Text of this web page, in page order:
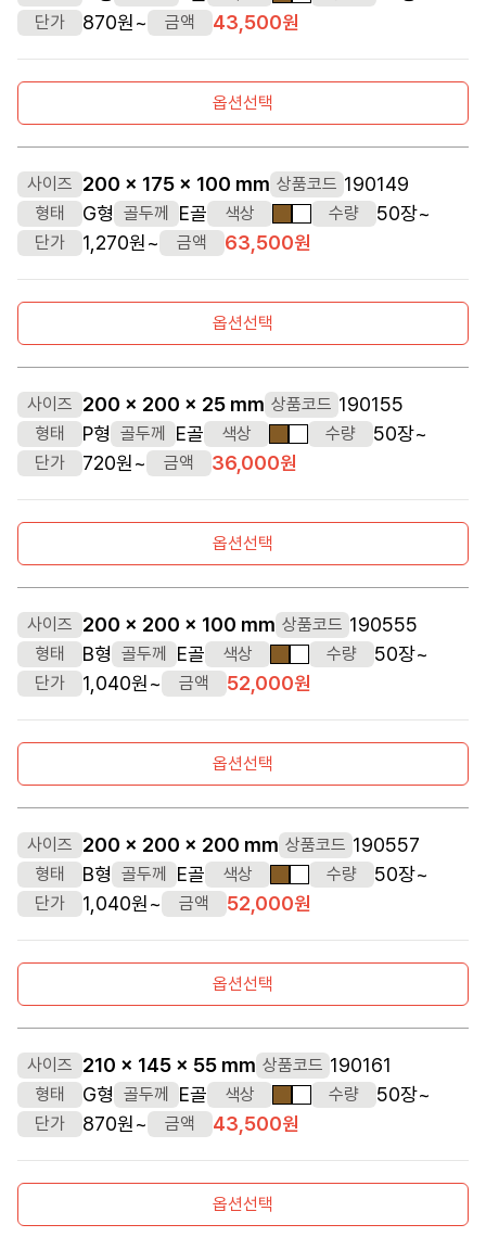
단가 870원~ 금액 43,500원
옵션선택
사이즈 200 x 175 x 100 mm 상품코드 190149
형태 G형 골두께 E골 색상 갈색
흰색 수량 50장~
단가 1,270원~ 금액 63,500원
옵션선택
사이즈 200 x 200 x 25 mm 상품코드 190155
형태 P형 골두께 E골 색상 갈색
흰색 수량 50장~
단가 720원~ 금액 36,000원
옵션선택
사이즈 200 x 200 x 100 mm 상품코드 190555
형태 B형 골두께 E골 색상 갈색
흰색 수량 50장~
단가 1,040원~ 금액 52,000원
옵션선택
사이즈 200 x 200 x 200 mm 상품코드 190557
형태 B형 골두께 E골 색상 갈색
흰색 수량 50장~
단가 1,040원~ 금액 52,000원
옵션선택
사이즈 210 x 145 x 55 mm 상품코드 190161
형태 G형 골두께 E골 색상 갈색
흰색 수량 50장~
단가 870원~ 금액 43,500원
옵션선택